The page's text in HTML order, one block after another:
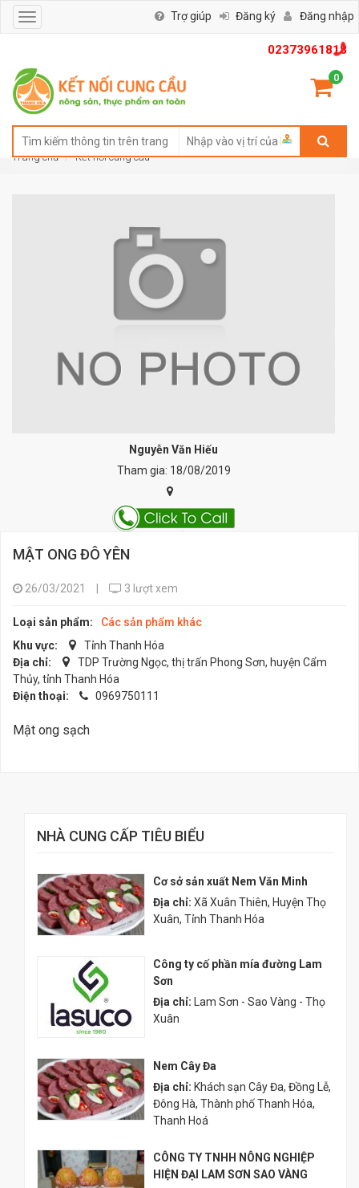
02373961818
0
Toggle
navigation
Trợ giúp Đăng ký Đăng nhập
Trang chủ Kết nối cung cầu
Nguyễn Văn Hiếu
Tham gia: 18/08/2019
MẬT ONG ĐÔ YÊN
26/03/2021 3 lượt xem
Loại sản phẩm:
Các sản phẩm khác
Khu vực:
Tỉnh Thanh Hóa
Địa chỉ:
TDP Trường Ngọc, thị trấn Phong Sơn, huyện Cẩm
Thủy, tỉnh Thanh Hóa
Điện thoại:
0969750111
Mật ong sạch
NHÀ CUNG CẤP TIÊU BIỂU
Cơ sở sản xuất Nem Văn Minh
Địa chỉ: Xã Xuân Thiên, Huyện Thọ
Xuân, Tỉnh Thanh Hóa
Công ty cố phần mía đường Lam
Sơn
Địa chỉ:
Lam Sơn - Sao Vàng - Thọ
Xuân
Nem Cây Đa
Địa chỉ: Khách sạn Cây Đa, Đồng Lễ,
Đông Hà, Thành phố Thanh Hóa,
Thanh Hoá
CÔNG TY TNHH NÔNG NGHIỆP
HIỆN ĐẠI LAM SƠN SAO VÀNG